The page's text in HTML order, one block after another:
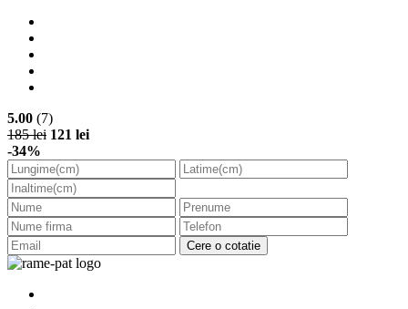
5.00 (7)
185 lei 121 lei
-34%
Cere o cotatie